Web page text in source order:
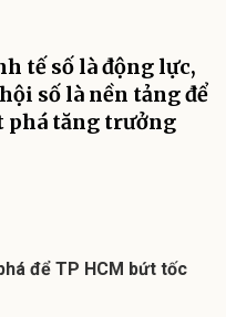
tế số là động lực,
số là nền tảng để
phá tăng trưởng
để TP HCM bứt tốc